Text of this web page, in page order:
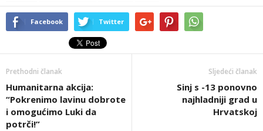
Facebook Twitter
Prethodni članak
Humanitarna akcija:
“Pokrenimo lavinu dobrote
i omogućimo Luki da
potrči!”
Sljedeći članak
Sinj s -13 ponovno
najhladniji grad u
Hrvatskoj